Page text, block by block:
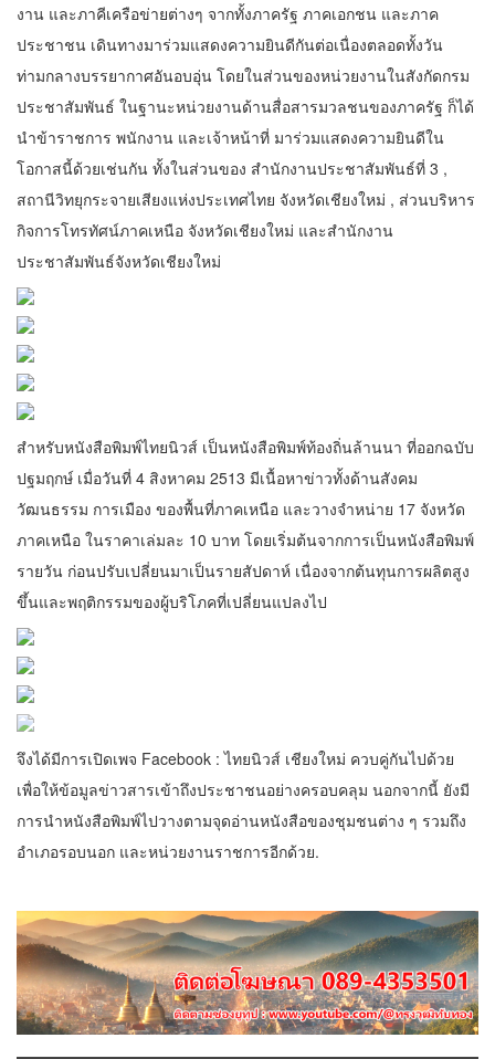
งาน และภาคีเครือข่ายต่างๆ จากทั้งภาครัฐ ภาคเอกชน และภาค
ประชาชน เดินทางมาร่วมแสดงความยินดีกันต่อเนื่องตลอดทั้งวัน
ท่ามกลางบรรยากาศอันอบอุ่น โดยในส่วนของหน่วยงานในสังกัดกรม
ประชาสัมพันธ์ ในฐานะหน่วยงานด้านสื่อสารมวลชนของภาครัฐ ก็ได้
นำข้าราชการ พนักงาน และเจ้าหน้าที่ มาร่วมแสดงความยินดีใน
โอกาสนี้ด้วยเช่นกัน ทั้งในส่วนของ สำนักงานประชาสัมพันธ์ที่ 3 ,
สถานีวิทยุกระจายเสียงแห่งประเทศไทย จังหวัดเชียงใหม่ , ส่วนบริหาร
กิจการโทรทัศน์ภาคเหนือ จังหวัดเชียงใหม่ และสำนักงาน
ประชาสัมพันธ์จังหวัดเชียงใหม่
สำหรับหนังสือพิมพ์ไทยนิวส์ เป็นหนังสือพิมพ์ท้องถิ่นล้านนา ที่ออกฉบับ
ปฐมฤกษ์ เมื่อวันที่ 4 สิงหาคม 2513 มีเนื้อหาข่าวทั้งด้านสังคม
วัฒนธรรม การเมือง ของพื้นที่ภาคเหนือ และวางจำหน่าย 17 จังหวัด
ภาคเหนือ ในราคาเล่มละ 10 บาท โดยเริ่มต้นจากการเป็นหนังสือพิมพ์
รายวัน ก่อนปรับเปลี่ยนมาเป็นรายสัปดาห์ เนื่องจากต้นทุนการผลิตสูง
ขึ้นและพฤติกรรมของผู้บริโภคที่เปลี่ยนแปลงไป
จึงได้มีการเปิดเพจ Facebook : ไทยนิวส์ เชียงใหม่ ควบคู่กันไปด้วย
เพื่อให้ข้อมูลข่าวสารเข้าถึงประชาชนอย่างครอบคลุม นอกจากนี้ ยังมี
การนำหนังสือพิมพ์ไปวางตามจุดอ่านหนังสือของชุมชนต่าง ๆ รวมถึง
อำเภอรอบนอก และหน่วยงานราชการอีกด้วย.